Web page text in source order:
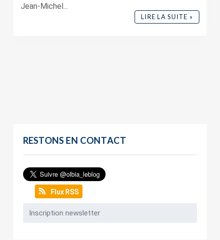
Jean-Michel...
LIRE LA SUITE »
RESTONS EN CONTACT
Flux RSS